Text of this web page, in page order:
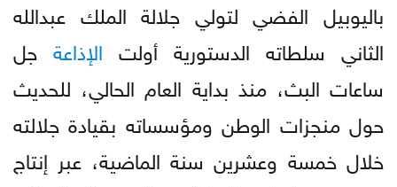
باليوبيل الفضي لتولي جلالة الملك عبدالله
الثاني سلطاته الدستورية أولت الإذاعة جل
ساعات البث، منذ بداية العام الحالي، للحديث
حول منجزات الوطن ومؤسساته بقيادة جلالته
خلال خمسة وعشرين سنة الماضية، عبر إنتاج